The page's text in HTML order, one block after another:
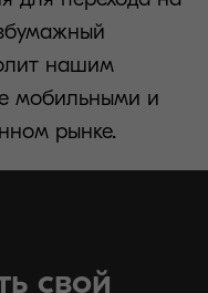
нашим
мобильными и
рынке.
свой